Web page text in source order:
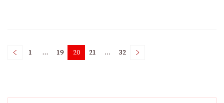
Posts
Page
1 … Page
19 Page
20 Page
21 … Page
32